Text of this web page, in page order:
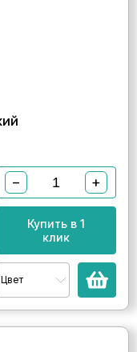
− +
Купить в 1
клик
Цвет